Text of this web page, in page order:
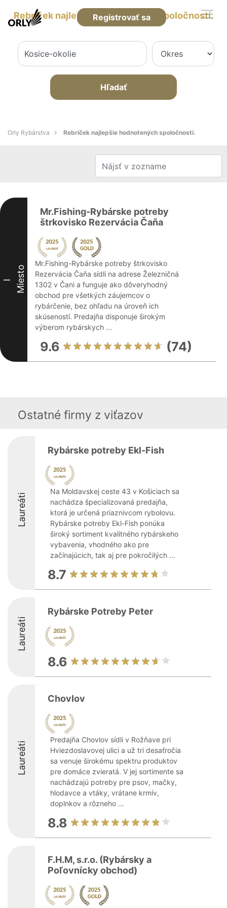
Registrovať sa
Rebríček najlepšie hodnotených spoločností.
Hľadať
Orly Rybárstva Rebríček najlepšie hodnotených spoločností.
I Miesto
Mr.Fishing-Rybárske potreby
štrkovisko Rezervácia Čaňa
Mr.Fishing-Rybárske potreby štrkovisko
Rezervácia Čaňa sídli na adrese Železničná
1302 v Čani a funguje ako dôveryhodný
obchod pre všetkých záujemcov o
rybárčenie, bez ohľadu na úroveň ich
skúseností. Predajňa disponuje širokým
výberom rybárskych ...
9.6 (74)
Ostatné firmy z viťazov
Laureáti
Rybárske potreby Ekl-Fish
Na Moldavskej ceste 43 v Košiciach sa
nachádza špecializovaná predajňa,
ktorá je určená priaznivcom rybolovu.
Rybárske potreby Ekl-Fish ponúka
široký sortiment kvalitného rybárskeho
vybavenia, vhodného ako pre
začínajúcich, tak aj pre pokročilých ...
8.7
Laureáti
Rybárske Potreby Peter
8.6
Laureáti
Chovlov
Predajňa Chovlov sídli v Rožňave pri
Hviezdoslavovej ulici a už tri desaťročia
sa venuje širokému spektru produktov
pre domáce zvieratá. V jej sortimente sa
nachádzajú potreby pre psov, mačky,
hlodavce a vtáky, vrátane krmív,
doplnkov a rôzneho ...
8.8
F.H.M, s.r.o. (Rybársky a
Poľovnícky obchod)